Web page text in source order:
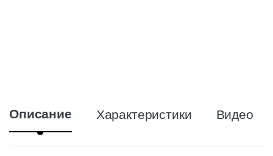
Описание Характеристики Видео